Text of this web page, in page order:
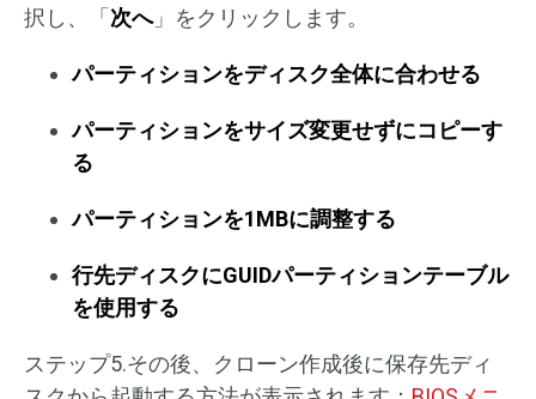
択し、「 次へ」をクリックします。
パーティションをディスク全体に合わせる
パーティションをサイズ変更せずにコピーす
る
パーティションを1MBに調整する
行先ディスクにGUIDパーティションテーブル
を使用する
ステップ5.その後、クローン作成後に保存先ディ